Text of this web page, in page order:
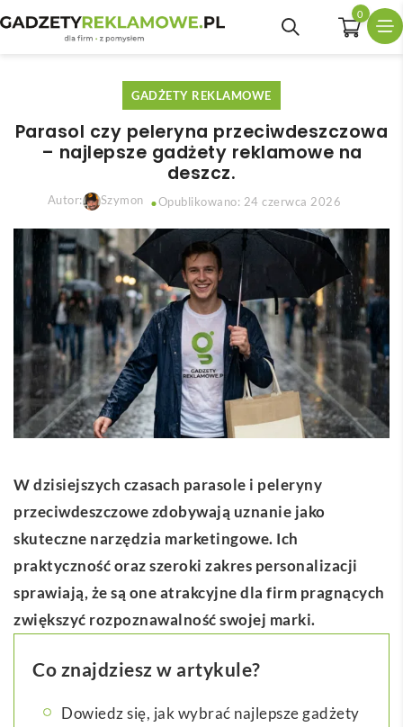
0
GADŻETY REKLAMOWE
Parasol czy peleryna przeciwdeszczowa
– najlepsze gadżety reklamowe na
deszcz.
Autor: Szymon Opublikowano: 24 czerwca 2026
W dzisiejszych czasach parasole i peleryny
przeciwdeszczowe zdobywają uznanie jako
skuteczne narzędzia marketingowe. Ich
praktyczność oraz szeroki zakres personalizacji
sprawiają, że są one atrakcyjne dla firm pragnących
zwiększyć rozpoznawalność swojej marki.
Co znajdziesz w artykule?
Dowiedz się, jak wybrać najlepsze gadżety